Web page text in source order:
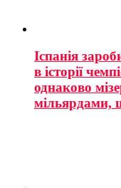
Іспанія
в історії
однаково
мільярдами,